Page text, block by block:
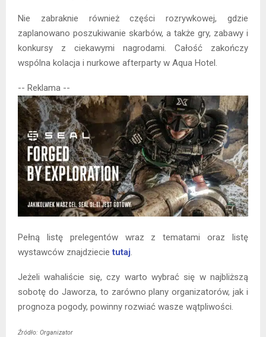
Nie zabraknie również części rozrywkowej, gdzie
zaplanowano poszukiwanie skarbów, a także gry, zabawy i
konkursy z ciekawymi nagrodami. Całość zakończy
wspólna kolacja i nurkowe afterparty w Aqua Hotel.
-- Reklama --
Pełną listę prelegentów wraz z tematami oraz listę
wystawców znajdziecietutaj.
Jeżeli wahaliście się, czy warto wybrać się w najbliższą
sobotę do Jaworza, to zarówno plany organizatorów, jak i
prognoza pogody, powinny rozwiać wasze wątpliwości.
Źródło: Organizator